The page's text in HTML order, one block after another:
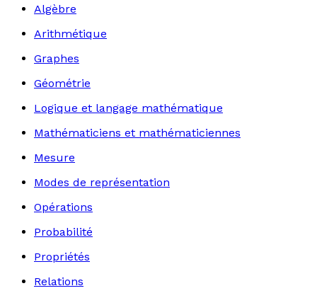
Algèbre
Arithmétique
Graphes
Géométrie
Logique et langage mathématique
Mathématiciens et mathématiciennes
Mesure
Modes de représentation
Opérations
Probabilité
Propriétés
Relations